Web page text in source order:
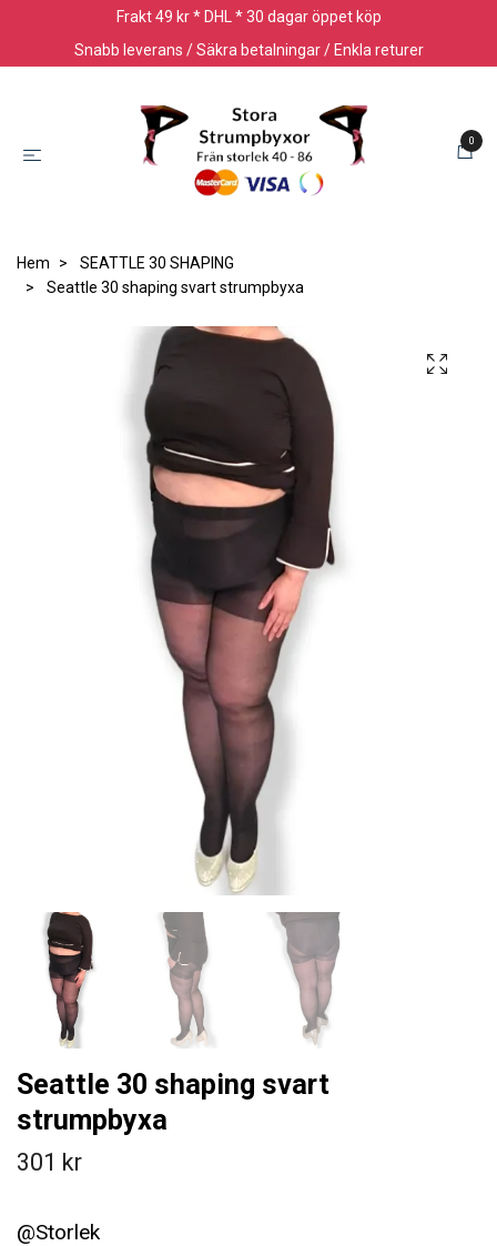
Frakt 49 kr * DHL * 30 dagar öppet köp
Snabb leverans / Säkra betalningar / Enkla returer
0
Hem
SEATTLE 30 SHAPING
Seattle 30 shaping svart strumpbyxa
Seattle 30 shaping svart
strumpbyxa
301 kr
@Storlek